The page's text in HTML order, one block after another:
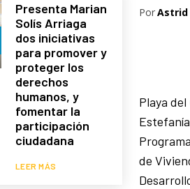
Presenta Marian
Solís Arriaga
dos iniciativas
para promover y
proteger los
derechos
humanos, y
fomentar la
participación
ciudadana
LEER MÁS
PorAstrid
Playa
de